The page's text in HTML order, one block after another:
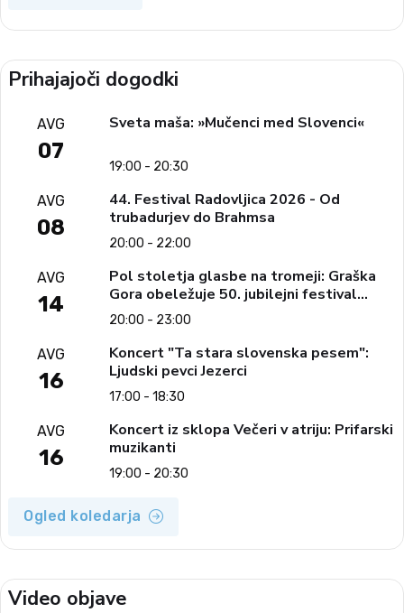
Prihajajoči dogodki
AVG
07
Sveta maša: »Mučenci med Slovenci«
19:00 - 20:30
AVG
08
44. Festival Radovljica 2026 - Od
trubadurjev do Brahmsa
20:00 - 22:00
AVG
14
Pol stoletja glasbe na tromeji: Graška
Gora obeležuje 50. jubilejni festival
narodno-zabavne glasbe
20:00 - 23:00
AVG
16
Koncert "Ta stara slovenska pesem":
Ljudski pevci Jezerci
17:00 - 18:30
AVG
16
Koncert iz sklopa Večeri v atriju: Prifarski
muzikanti
19:00 - 20:30
Ogled koledarja
Video objave